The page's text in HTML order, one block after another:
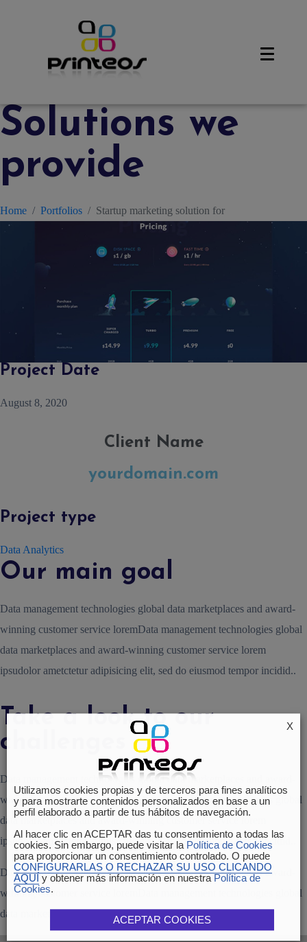
Solutions we
provide
Home Portfolios Startup marketing solution for
Project Date
August 8, 2020
Client Name
yourdomain.com
Project type
Data Analytics
Our main goal
Data management technologies global data marketplaces and award-
winning customer service loremData management technologies global
data marketplaces and award-winning customer service lorem
ipsudolor ametctetur adipisicing elit, sed do eiusmod tempor incidid..
Take a look to our
challenges
Data management technologies global data marketplaces and award-
winning customer service loremData management technologies global
data marketplaces and award-winning customer service lorem
ipsudolor ametctetur adipisicing elit, sed do eiusmod tempor incidid..
Data management technologies global data marketplaces and award-
winning customer service loremData management technologies global
data marketplaces and award-winning.
X
Utilizamos cookies propias y de terceros para fines analíticos
y para mostrarte contenidos personalizados en base a un
perfil elaborado a partir de tus hábitos de navegación.
Al hacer clic en ACEPTAR das tu consentimiento a todas las
cookies. Sin embargo, puede visitar la Política de Cookies
para proporcionar un consentimiento controlado. O puede
CONFIGURARLAS O RECHAZAR SU USO CLICANDO
AQUÍ y obtener más información en nuestra Política de
Cookies.
ACEPTAR COOKIES